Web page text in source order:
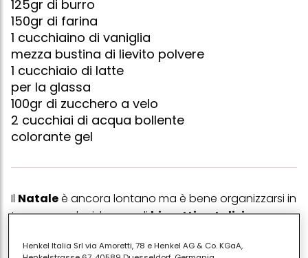
125gr di burro
150gr di farina
1 cucchiaino di vaniglia
mezza bustina di lievito polvere
1 cucchiaio di latte
per la glassa
100gr di zucchero a velo
2 cucchiai di acqua bollente
colorante gel
Il Nataleè ancora lontano ma è bene organizzarsi in
tempo per decidere qualibiscotti natalizi
confezionatiin allegre bustinein occasione di visite
Henkel Italia Srl via Amoretti, 78 e Henkel AG & Co. KGaA,